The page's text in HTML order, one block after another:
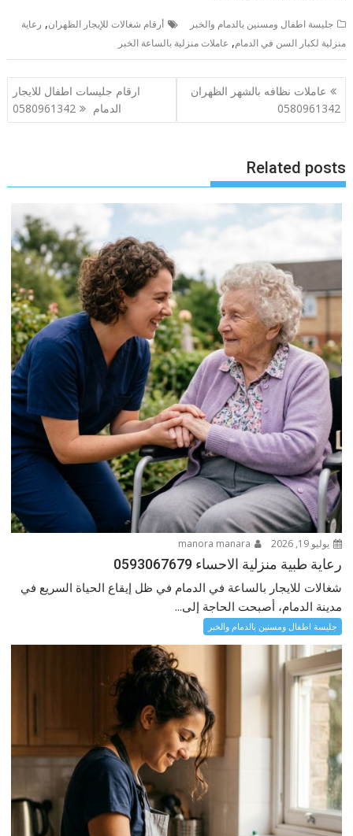
جليسة اطفال ومسنين بالدمام والخبر أرقام شغالات للإيجار الظهران, رعاية
منزلية لكبار السن في الدمام, عاملات منزلية بالساعة الخبر
تصفّح
المقالات
عاملات نظافه بالشهر الظهران
0580961342
ارقام جليسات اطفال للايجار
الدمام 0580961342
Related posts
يوليو 19, 2026
رعاية طبية منزلية الاحساء 0593067679
شغالات للايجار بالساعة في الدمام في ظل إيقاع الحياة السريع في
مدينة الدمام، أصبحت الحاجة إلى...
جليسة اطفال ومسنين بالدمام والخبر